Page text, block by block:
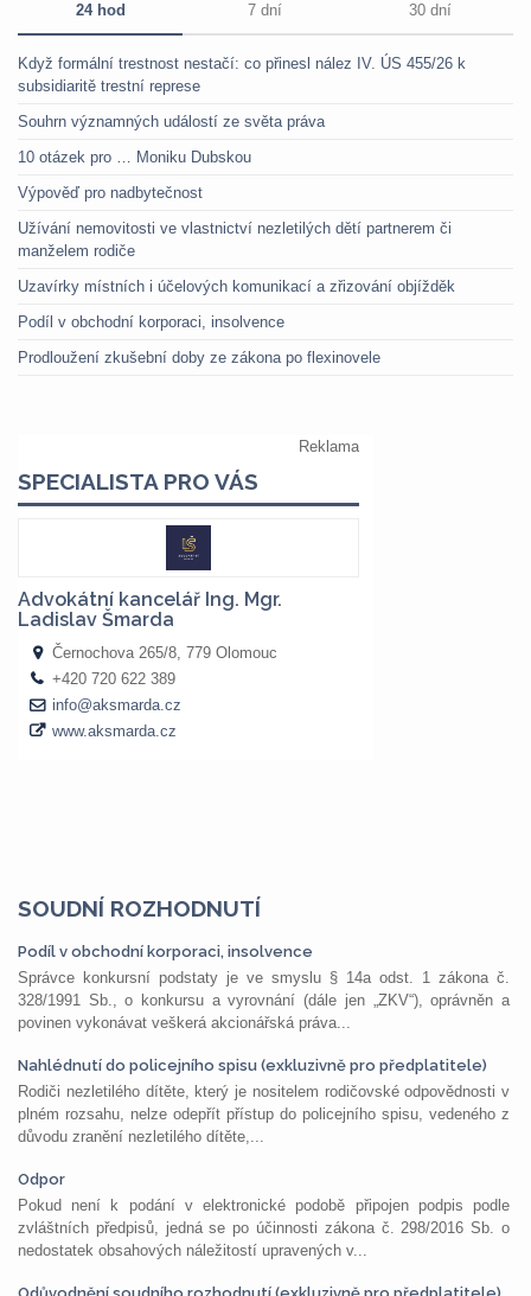
24 hod 7 dní 30 dní
Když formální trestnost nestačí: co přinesl nález IV. ÚS 455/26 k
subsidiaritě trestní represe
Souhrn významných událostí ze světa práva
10 otázek pro … Moniku Dubskou
Výpověď pro nadbytečnost
Užívání nemovitosti ve vlastnictví nezletilých dětí partnerem či
manželem rodiče
Uzavírky místních i účelových komunikací a zřizování objížděk
Podíl v obchodní korporaci, insolvence
Prodloužení zkušební doby ze zákona po flexinovele
SOUDNÍ ROZHODNUTÍ
Podíl v obchodní korporaci, insolvence
Správce konkursní podstaty je ve smyslu § 14a odst. 1 zákona č.
328/1991 Sb., o konkursu a vyrovnání (dále jen „ZKV“), oprávněn a
povinen vykonávat veškerá akcionářská práva...
Nahlédnutí do policejního spisu (exkluzivně pro předplatitele)
Rodiči nezletilého dítěte, který je nositelem rodičovské odpovědnosti v
plném rozsahu, nelze odepřít přístup do policejního spisu, vedeného z
důvodu zranění nezletilého dítěte,...
Odpor
Pokud není k podání v elektronické podobě připojen podpis podle
zvláštních předpisů, jedná se po účinnosti zákona č. 298/2016 Sb. o
nedostatek obsahových náležitostí upravených v...